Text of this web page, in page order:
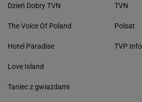
Dzień Dobry TVN
The Voice Of Poland
Hotel Paradise
Love Island
Taniec z gwiazdami
TVN
Polsat
TVP Info